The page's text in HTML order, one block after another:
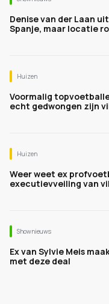
Denise van der Laan
Spanje, maar locatie
Huizen
Voormalig
echt gedwongen zijn
Huizen
Weer weet ex
executievveiling van
Shownieuws
Ex van Sylvie Meis
met deze deal